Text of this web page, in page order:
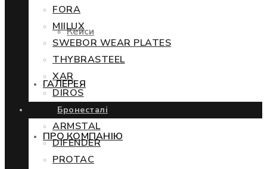
Кейси
ГАЛЕРЕЯ
ПРО КОМПАНІЮ
FORA
MIILUX
SWEBOR WEAR PLATES
THYBRASTEEL
XAR
DIROS
Бронесталі
ARMSTAL
DIFENDER
PROTAC